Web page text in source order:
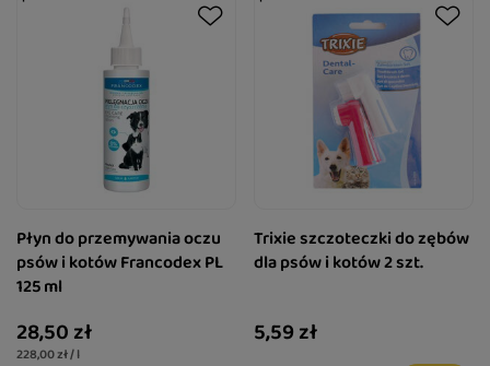
Płyn do przemywania oczu
psów i kotów Francodex PL
125 ml
28,50 zł
228,00 zł / l
Trixie szczoteczki do zębów
dla psów i kotów 2 szt.
5,59 zł